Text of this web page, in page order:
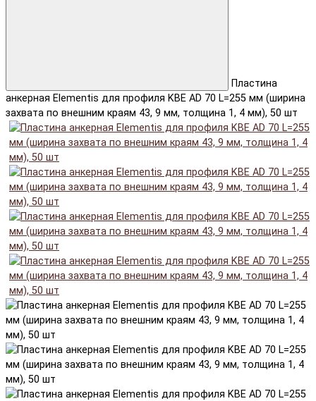
Пластина
анкерная Elementis для профиля KBE AD 70 L=255 мм (ширина
захвата по внешним краям 43, 9 мм, толщина 1, 4 мм), 50 шт